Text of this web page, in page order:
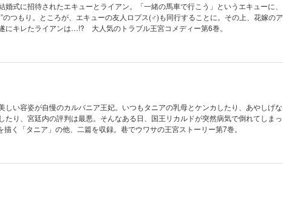
婚式に招待されたエキューとライアン。「一緒の馬車で行こう」というエキューに、
のつもり。ところが、エキューの友人ロプス(♂)も同行することに。その上、花嫁のア
にキレたライアンは…!? 大人気のトラブル王宮コメディー第6巻。
しい容姿が自慢のカルバニア王妃。いつもタニアの乳母とケンカしたり、あやしげな
たり、宮廷内の評判は最悪。そんなある日、国王リカルドが突然病気で倒れてしまっ
く「タニア」の他、二篇を収録。巷でウワサの王宮ストーリー第7巻。